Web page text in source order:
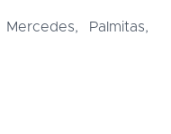
Palmitas,